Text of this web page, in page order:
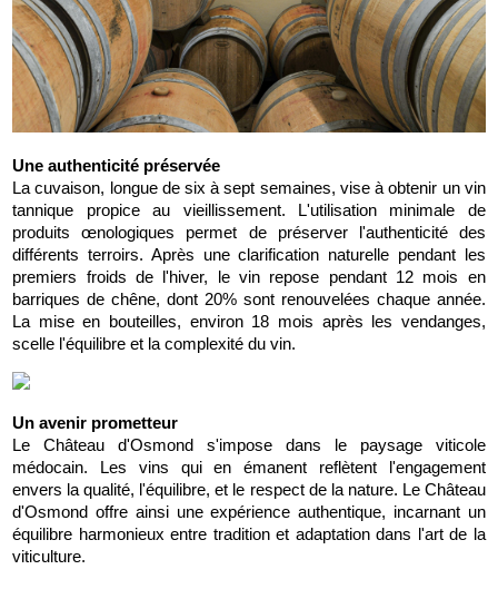
Une authenticité préservée
La cuvaison, longue de six à sept semaines, vise à obtenir un vin
tannique propice au vieillissement. L'utilisation minimale de
produits œnologiques permet de préserver l'authenticité des
différents terroirs. Après une clarification naturelle pendant les
premiers froids de l'hiver, le vin repose pendant 12 mois en
barriques de chêne, dont 20% sont renouvelées chaque année.
La mise en bouteilles, environ 18 mois après les vendanges,
scelle l'équilibre et la complexité du vin.
Un avenir prometteur
Le Château d'Osmond s'impose dans le paysage viticole
médocain. Les vins qui en émanent reflètent l'engagement
envers la qualité, l'équilibre, et le respect de la nature. Le Château
d'Osmond offre ainsi une expérience authentique, incarnant un
équilibre harmonieux entre tradition et adaptation dans l'art de la
viticulture.